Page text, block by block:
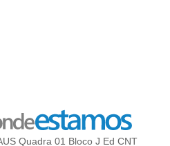
Quadra 01 Bloco J Ed CNT